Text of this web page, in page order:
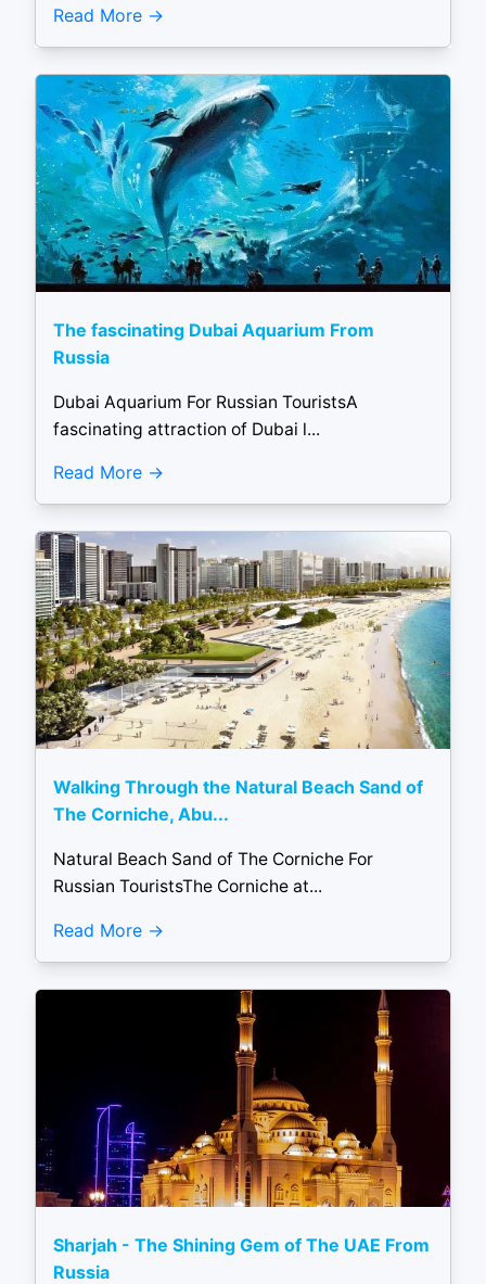
Read More
The fascinating Dubai Aquarium From
Russia
Dubai Aquarium For Russian TouristsA
fascinating attraction of Dubai l...
Read More
Walking Through the Natural Beach Sand of
The Corniche, Abu...
Natural Beach Sand of The Corniche For
Russian TouristsThe Corniche at...
Read More
Sharjah - The Shining Gem of The UAE From
Russia